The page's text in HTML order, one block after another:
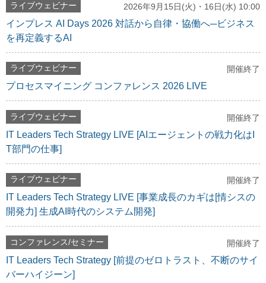
ライブウェビナー 2026年9月15日(火)・16日(水) 10:00
インプレス AI Days 2026 対話から自律・協働へ─ビジネス
を再定義するAI
ライブウェビナー 開催終了
プロセスマイニング コンファレンス 2026 LIVE
ライブウェビナー 開催終了
IT Leaders Tech Strategy LIVE [AIエージェントの戦力化はI
T部門の仕事]
ライブウェビナー 開催終了
IT Leaders Tech Strategy LIVE [事業成長のカギは[情シスの
開発力] 生成AI時代のシステム開発]
コンファレンス/セミナー 開催終了
IT Leaders Tech Strategy [前提のゼロトラスト、不断のサイ
バーハイジーン]